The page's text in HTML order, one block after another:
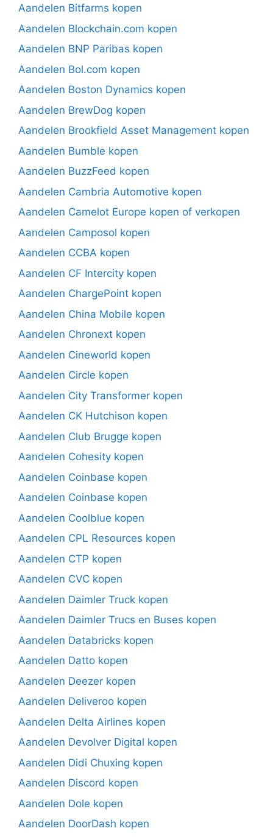
Aandelen Bitfarms kopen
Aandelen Blockchain.com kopen
Aandelen BNP Paribas kopen
Aandelen Bol.com kopen
Aandelen Boston Dynamics kopen
Aandelen BrewDog kopen
Aandelen Brookfield Asset Management kopen
Aandelen Bumble kopen
Aandelen BuzzFeed kopen
Aandelen Cambria Automotive kopen
Aandelen Camelot Europe kopen of verkopen
Aandelen Camposol kopen
Aandelen CCBA kopen
Aandelen CF Intercity kopen
Aandelen ChargePoint kopen
Aandelen China Mobile kopen
Aandelen Chronext kopen
Aandelen Cineworld kopen
Aandelen Circle kopen
Aandelen City Transformer kopen
Aandelen CK Hutchison kopen
Aandelen Club Brugge kopen
Aandelen Cohesity kopen
Aandelen Coinbase kopen
Aandelen Coinbase kopen
Aandelen Coolblue kopen
Aandelen CPL Resources kopen
Aandelen CTP kopen
Aandelen CVC kopen
Aandelen Daimler Truck kopen
Aandelen Daimler Trucs en Buses kopen
Aandelen Databricks kopen
Aandelen Datto kopen
Aandelen Deezer kopen
Aandelen Deliveroo kopen
Aandelen Delta Airlines kopen
Aandelen Devolver Digital kopen
Aandelen Didi Chuxing kopen
Aandelen Discord kopen
Aandelen Dole kopen
Aandelen DoorDash kopen